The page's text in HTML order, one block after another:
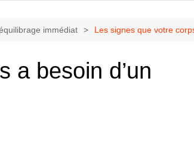
immédiat Les signes que votre
a besoin d’un